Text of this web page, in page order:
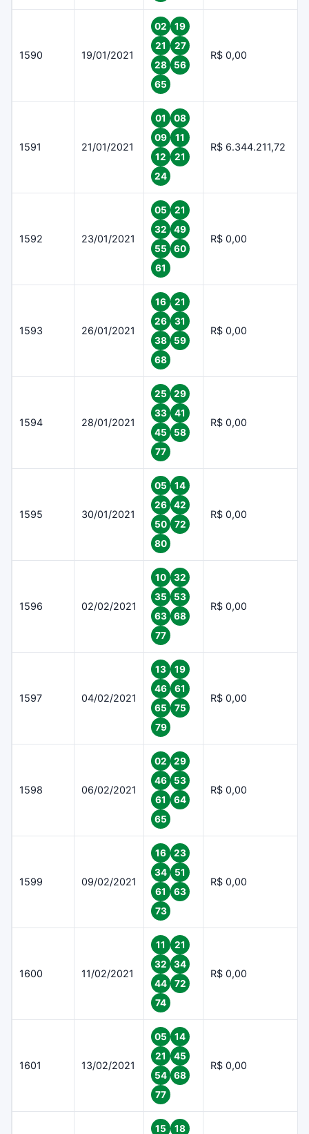
1590 19/01/2021
02
19
21
27
28
56
65
R$ 0,00
1591 21/01/2021
01
08
09
11
12
21
24
R$ 6.344.211,72
1592 23/01/2021
05
21
32
49
55
60
61
R$ 0,00
1593 26/01/2021
16
21
26
31
38
59
68
R$ 0,00
1594 28/01/2021
25
29
33
41
45
58
77
R$ 0,00
1595 30/01/2021
05
14
26
42
50
72
80
R$ 0,00
1596 02/02/2021
10
32
35
53
63
68
77
R$ 0,00
1597 04/02/2021
13
19
46
61
65
75
79
R$ 0,00
1598 06/02/2021
02
29
46
53
61
64
65
R$ 0,00
1599 09/02/2021
16
23
34
51
61
63
73
R$ 0,00
1600 11/02/2021
11
21
32
34
44
72
74
R$ 0,00
1601 13/02/2021
05
14
21
45
54
68
77
R$ 0,00
15 18